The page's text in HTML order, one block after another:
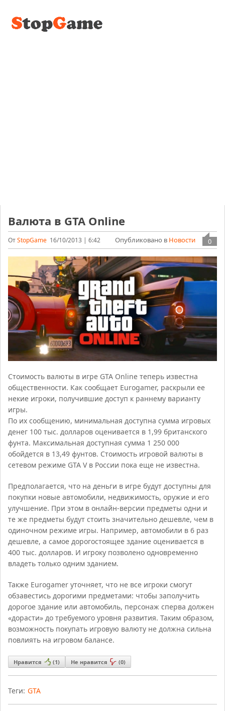
Валюта в GTA Online
ОтStopGame 16/10/2013 | 6:42 0
Опубликовано в Новости
Стоимость валюты в игре GTA Online теперь известна
общественности. Как сообщает Eurogamer, раскрыли ее
некие игроки, получившие доступ к раннему варианту
игры.
По их сообщению, минимальная доступна сумма игровых
денег 100 тыс. долларов оценивается в 1,99 британского
фунта. Максимальная доступная сумма 1 250 000
обойдется в 13,49 фунтов. Стоимость игровой валюты в
сетевом режиме GTA V в России пока еще не известна.
Предполагается, что на деньги в игре будут доступны для
покупки новые автомобили, недвижимость, оружие и его
улучшение. При этом в онлайн-версии предметы одни и
те же предметы будут стоить значительно дешевле, чем в
одиночном режиме игры. Например, автомобили в 6 раз
дешевле, а самое дорогостоящее здание оценивается в
400 тыс. долларов. И игроку позволено одновременно
владеть только одним зданием.
Также Eurogamer уточняет, что не все игроки смогут
обзавестись дорогими предметами: чтобы заполучить
дорогое здание или автомобиль, персонаж сперва должен
«дорасти» до требуемого уровня развития. Таким образом,
возможность покупать игровую валюту не должна сильна
повлиять на игровом балансе.
Нравится (1) Не нравится (0)
Теги: GTA